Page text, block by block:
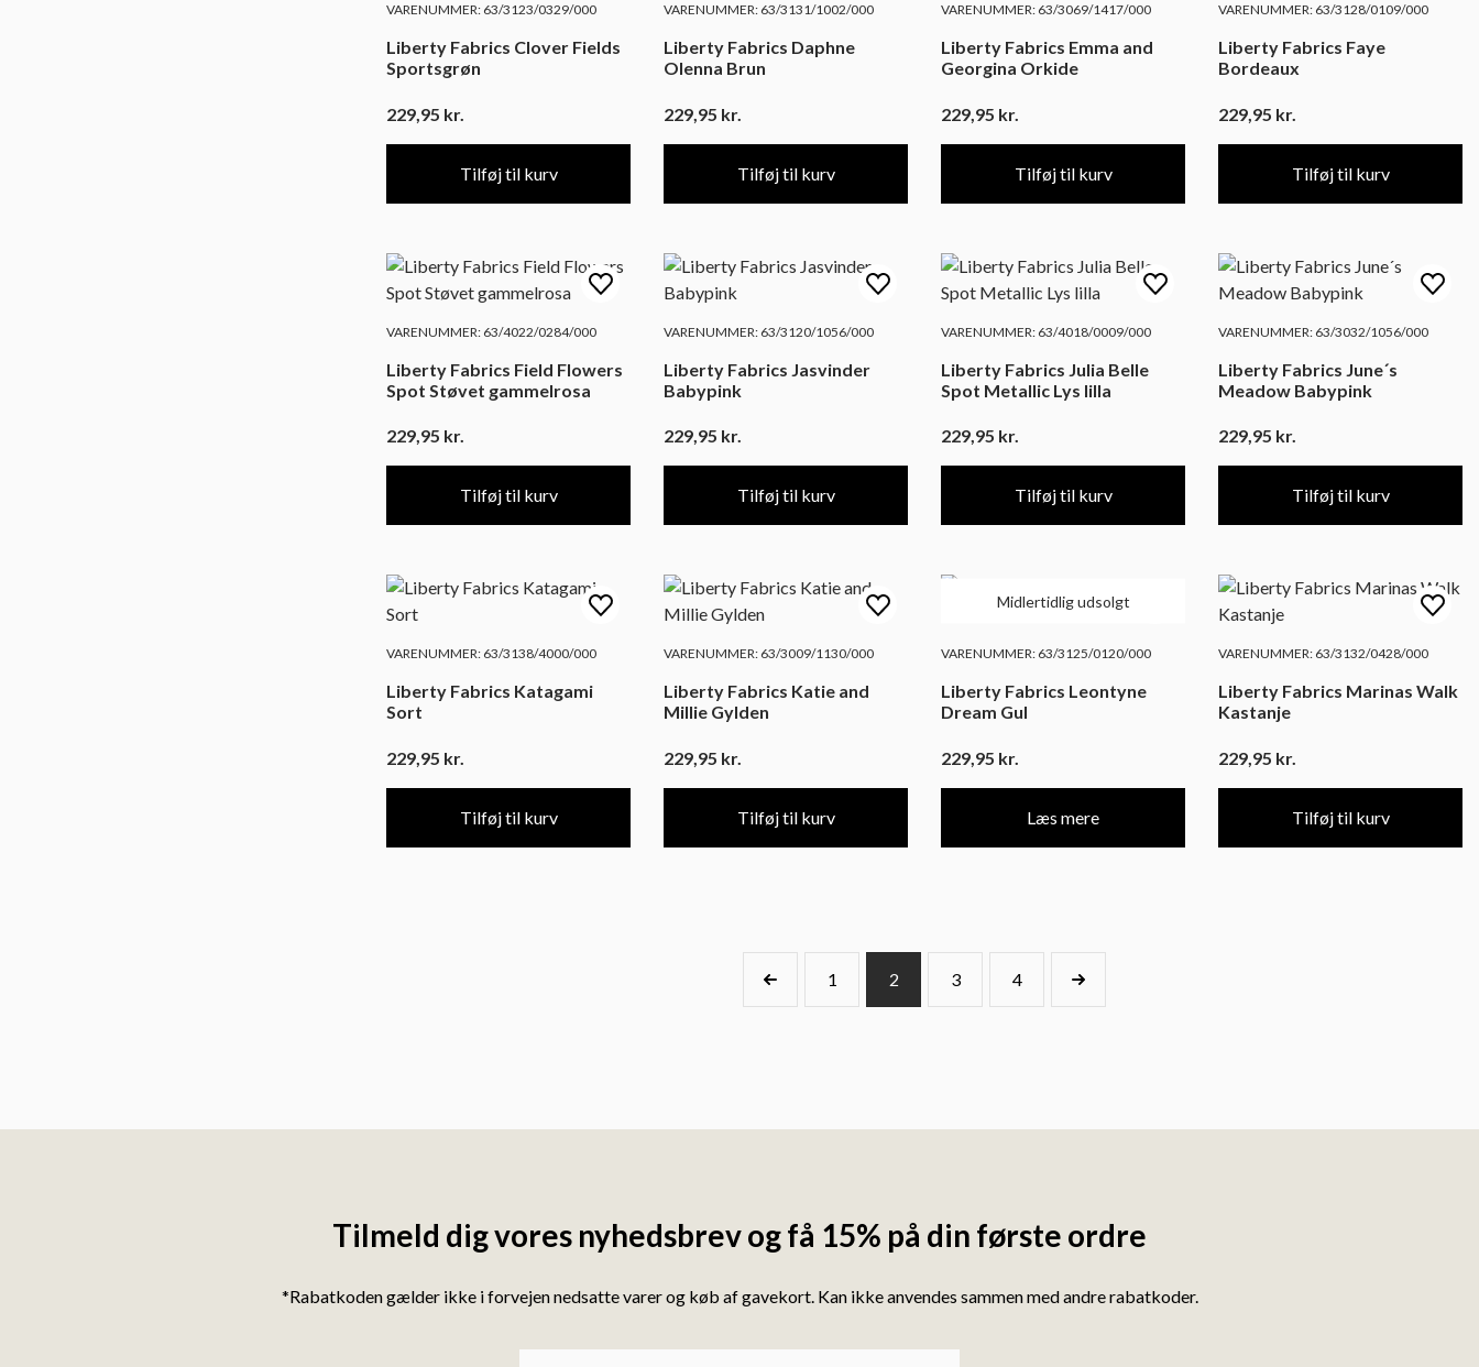
VARENUMMER: 63/3123/0329/000
Liberty Fabrics Clover Fields
Sportsgrøn
229,95 kr.
Tilføj til kurv
VARENUMMER: 63/3131/1002/000
Liberty Fabrics Daphne
Olenna Brun
229,95 kr.
Tilføj til kurv
VARENUMMER: 63/3069/1417/000
Liberty Fabrics Emma and
Georgina Orkide
229,95 kr.
Tilføj til kurv
VARENUMMER: 63/3128/0109/000
Liberty Fabrics Faye
Bordeaux
229,95 kr.
Tilføj til kurv
VARENUMMER: 63/4022/0284/000
Liberty Fabrics Field Flowers
Spot Støvet gammelrosa
229,95 kr.
Tilføj til kurv
VARENUMMER: 63/3120/1056/000
Liberty Fabrics Jasvinder
Babypink
229,95 kr.
Tilføj til kurv
VARENUMMER: 63/4018/0009/000
Liberty Fabrics Julia Belle
Spot Metallic Lys lilla
229,95 kr.
Tilføj til kurv
VARENUMMER: 63/3032/1056/000
Liberty Fabrics June´s
Meadow Babypink
229,95 kr.
Tilføj til kurv
VARENUMMER: 63/3138/4000/000
Liberty Fabrics Katagami
Sort
229,95 kr.
Tilføj til kurv
VARENUMMER: 63/3009/1130/000
Liberty Fabrics Katie and
Millie Gylden
229,95 kr.
Tilføj til kurv
Midlertidlig udsolgt
VARENUMMER: 63/3125/0120/000
Liberty Fabrics Leontyne
Dream Gul
229,95 kr.
Læs mere
VARENUMMER: 63/3132/0428/000
Liberty Fabrics Marinas Walk
Kastanje
229,95 kr.
Tilføj til kurv
1 2 3 4
Tilmeld dig vores nyhedsbrev og få 15% på din første ordre
*Rabatkoden gælder ikke i forvejen nedsatte varer og køb af gavekort. Kan ikke anvendes sammen med andre rabatkoder.